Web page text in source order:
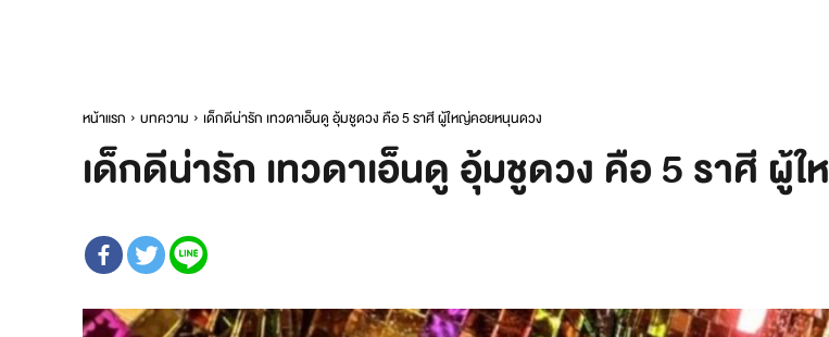
หน้าแรก บทความ เด็กดีน่ารัก เทวดาเอ็นดู อุ้มชูดวง คือ 5 ราศี ผู้ใหญ่คอยหนุนดวง
เด็กดีน่ารัก เทวดาเอ็นดู อุ้มชูดวง คือ 5 ราศี ผู้